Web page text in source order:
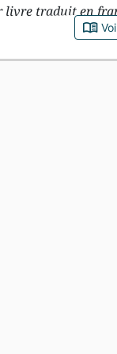
livre traduit en
book_open